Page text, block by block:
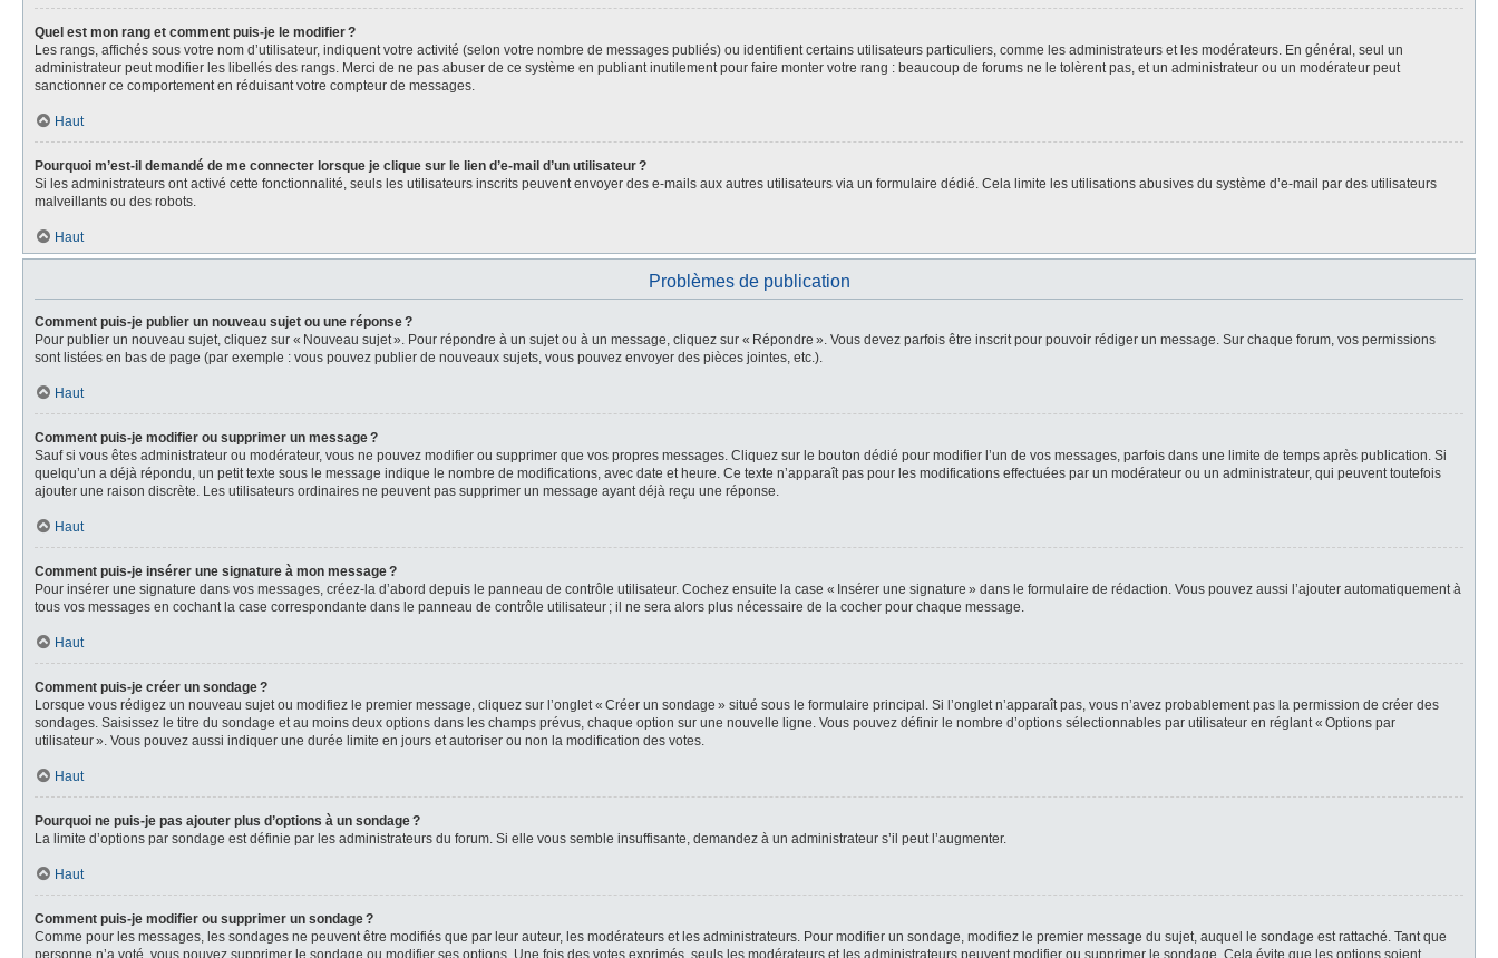
Quel est mon rang et comment puis-je le modifier ?
Les rangs, affichés sous votre nom d’utilisateur, indiquent votre activité (selon votre nombre de messages publiés) ou identifient certains utilisateurs particuliers, comme les administrateurs et les modérateurs. En général, seul un
administrateur peut modifier les libellés des rangs. Merci de ne pas abuser de ce système en publiant inutilement pour faire monter votre rang : beaucoup de forums ne le tolèrent pas, et un administrateur ou un modérateur peut
sanctionner ce comportement en réduisant votre compteur de messages.
Haut
Pourquoi m’est-il demandé de me connecter lorsque je clique sur le lien d’e-mail d’un utilisateur ?
Si les administrateurs ont activé cette fonctionnalité, seuls les utilisateurs inscrits peuvent envoyer des e-mails aux autres utilisateurs via un formulaire dédié. Cela limite les utilisations abusives du système d’e-mail par des utilisateurs
malveillants ou des robots.
Haut
Problèmes de publication
Comment puis-je publier un nouveau sujet ou une réponse ?
Pour publier un nouveau sujet, cliquez sur « Nouveau sujet ». Pour répondre à un sujet ou à un message, cliquez sur « Répondre ». Vous devez parfois être inscrit pour pouvoir rédiger un message. Sur chaque forum, vos permissions
sont listées en bas de page (par exemple : vous pouvez publier de nouveaux sujets, vous pouvez envoyer des pièces jointes, etc.).
Haut
Comment puis-je modifier ou supprimer un message ?
Sauf si vous êtes administrateur ou modérateur, vous ne pouvez modifier ou supprimer que vos propres messages. Cliquez sur le bouton dédié pour modifier l’un de vos messages, parfois dans une limite de temps après publication. Si
quelqu’un a déjà répondu, un petit texte sous le message indique le nombre de modifications, avec date et heure. Ce texte n’apparaît pas pour les modifications effectuées par un modérateur ou un administrateur, qui peuvent toutefois
ajouter une raison discrète. Les utilisateurs ordinaires ne peuvent pas supprimer un message ayant déjà reçu une réponse.
Haut
Comment puis-je insérer une signature à mon message ?
Pour insérer une signature dans vos messages, créez-la d’abord depuis le panneau de contrôle utilisateur. Cochez ensuite la case « Insérer une signature » dans le formulaire de rédaction. Vous pouvez aussi l’ajouter automatiquement à
tous vos messages en cochant la case correspondante dans le panneau de contrôle utilisateur ; il ne sera alors plus nécessaire de la cocher pour chaque message.
Haut
Comment puis-je créer un sondage ?
Lorsque vous rédigez un nouveau sujet ou modifiez le premier message, cliquez sur l’onglet « Créer un sondage » situé sous le formulaire principal. Si l’onglet n’apparaît pas, vous n’avez probablement pas la permission de créer des
sondages. Saisissez le titre du sondage et au moins deux options dans les champs prévus, chaque option sur une nouvelle ligne. Vous pouvez définir le nombre d’options sélectionnables par utilisateur en réglant « Options par
utilisateur ». Vous pouvez aussi indiquer une durée limite en jours et autoriser ou non la modification des votes.
Haut
Pourquoi ne puis-je pas ajouter plus d’options à un sondage ?
La limite d’options par sondage est définie par les administrateurs du forum. Si elle vous semble insuffisante, demandez à un administrateur s’il peut l’augmenter.
Haut
Comment puis-je modifier ou supprimer un sondage ?
Comme pour les messages, les sondages ne peuvent être modifiés que par leur auteur, les modérateurs et les administrateurs. Pour modifier un sondage, modifiez le premier message du sujet, auquel le sondage est rattaché. Tant que
personne n’a voté, vous pouvez supprimer le sondage ou modifier ses options. Une fois des votes exprimés, seuls les modérateurs et les administrateurs peuvent modifier ou supprimer le sondage. Cela évite que les options soient